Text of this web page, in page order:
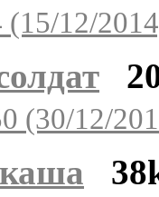
12/
(30/12/